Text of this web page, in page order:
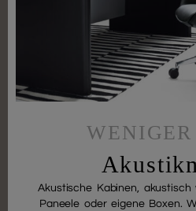
Akustische Kabinen, akustisch
Paneele oder eigene Boxen.